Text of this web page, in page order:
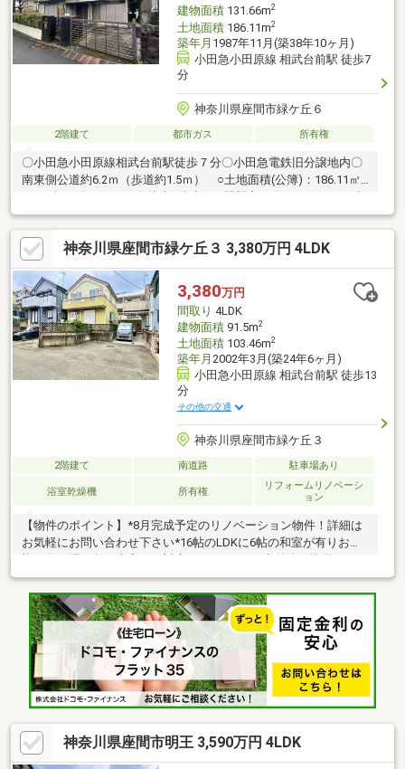
建物面積131.66m2
土地面積186.11m2
築年月 1987年11月(築38年10ヶ月)
小田急小田原線 相武台前駅 徒歩7
分
神奈川県座間市緑ケ丘６
2階建て 都市ガス 所有権
〇小田急小田原線相武台前駅徒歩７分〇小田急電鉄旧分譲地内〇
南東側公道約6.2ｍ（歩道約1.5ｍ） ○土地面積(公簿)：186.11㎡
東を向いておりますので陽当り良好〇開放感のある立地〇静かな
住環境に位置ライフインフォメーション・ＯｄａｋｙｕＯＸ相武
台店…約560ｍ 徒歩7分・ローソン座間相武台一丁目店…約320
ｍ 徒歩4分・座間市立立野台小学校…約1490ｍ 徒歩19分・座間
市立座間中学校…約660ｍ 徒歩9分・座間総合病院…約390ｍ 徒
歩5分・大坂台公園…約260ｍ 徒歩4分
神奈川県座間市緑ケ丘３ 3,380万円 4LDK
3,380万円
間取り 4LDK
建物面積91.5m2
土地面積103.46m2
築年月 2002年3月(築24年6ヶ月)
小田急小田原線 相武台前駅 徒歩13
分
その他の交通
神奈川県座間市緑ケ丘３
2階建て 南道路 駐車場あり
浴室乾燥機 所有権
リフォームリノベーシ
ョン
【物件のポイント】*8月完成予定のリノベーション物件！詳細は
お気軽にお問い合わせ下さい*16帖のLDKに6帖の和室が有りお子
る為、日当り良好です。*人気の相武台駅徒歩10分！！*お買い物
施設やお子様の教育施設までは、全て徒歩圏内で行くことが出来
ます。～お気軽にお問い合わせくださいませ～
神奈川県座間市明王 3,590万円 4LDK